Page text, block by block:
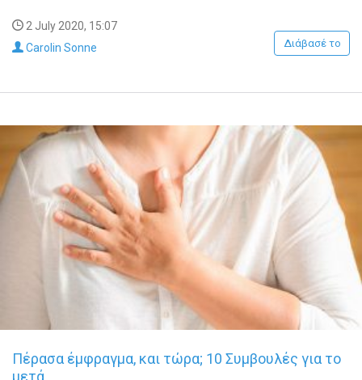
2 July 2020, 15:07
Carolin Sonne
Διάβασέ το
Πέρασα έμφραγμα, και τώρα; 10 Συμβουλές για το
μετά…